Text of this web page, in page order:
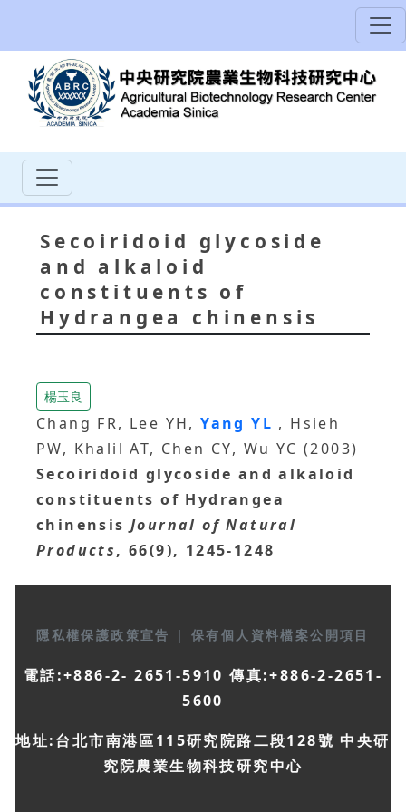
Secoiridoid glycoside
and alkaloid
constituents of
Hydrangea chinensis
楊玉良
Chang FR, Lee YH,Yang YL , Hsieh
PW, Khalil AT, Chen CY, Wu YC (2003)
Secoiridoid glycoside and alkaloid
constituents of Hydrangea
chinensis Journal of Natural
Products, 66(9), 1245-1248
隱私權保護政策宣告 | 保有個人資料檔案公開項目
電話:+886-2- 2651-5910 傳真:+886-2-2651-
5600
地址:台北市南港區115研究院路二段128號 中央研
究院農業生物科技研究中心